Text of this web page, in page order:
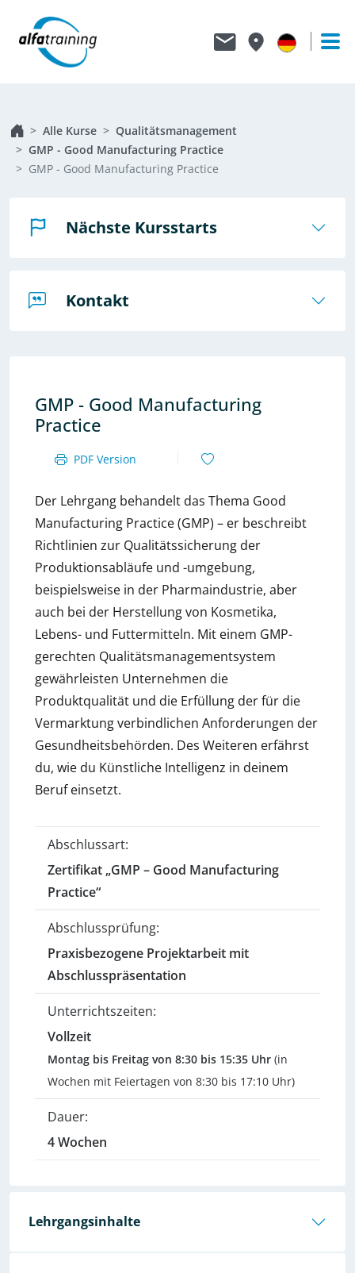
Alle Kurse
Qualitäts­management
GMP - Good Manufacturing Practice
GMP - Good Manufacturing Practice
Nächste Kursstarts
Kontakt
GMP - Good Manufacturing
Practice
PDF Version
Der Lehrgang behandelt das Thema Good
Manufacturing Practice (GMP) – er beschreibt
Richtlinien zur Qualitätssicherung der
Produktionsabläufe und -umgebung,
beispielsweise in der Pharmaindustrie, aber
auch bei der Herstellung von Kosmetika,
Lebens- und Futtermitteln. Mit einem GMP-
gerechten Qualitätsmanagementsystem
gewährleisten Unternehmen die
Produktqualität und die Erfüllung der für die
Vermarktung verbindlichen Anforderungen der
Gesundheitsbehörden. Des Weiteren erfährst
du, wie du Künstliche Intelligenz in deinem
Beruf einsetzt.
Abschlussart:
Zertifikat „GMP – Good Manufacturing
Practice“
Abschlussprüfung:
Praxisbezogene Projektarbeit mit
Abschlusspräsentation
Unterrichtszeiten:
Vollzeit
Montag bis Freitag von 8:30 bis 15:35 Uhr (in
Wochen mit Feiertagen von 8:30 bis 17:10 Uhr)
Dauer:
4 Wochen
Lehrgangsinhalte